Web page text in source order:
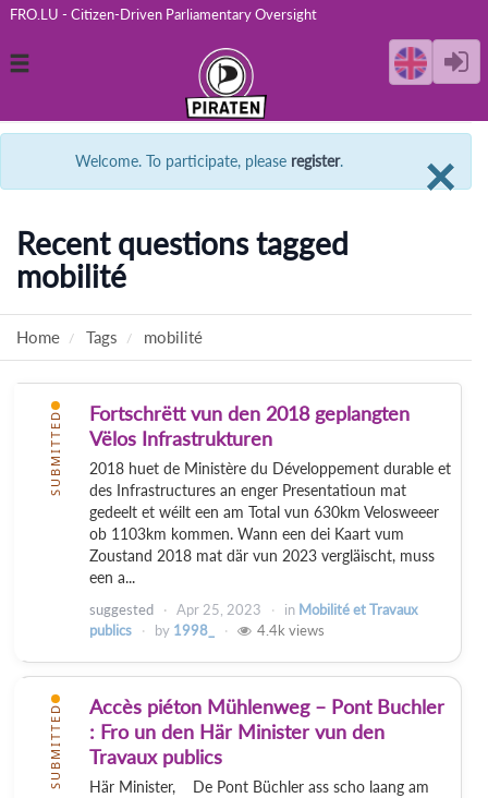
FRO.LU - Citizen-Driven Parliamentary Oversight
Toggle
×
Welcome. To participate, please register.
Recent questions tagged
mobilité
Home Tags mobilité
SUBMITTED
Fortschrëtt vun den 2018 geplangten
Vëlos Infrastrukturen
2018 huet de Ministère du Développement durable et
des Infrastructures an enger Presentatioun mat
gedeelt et wéilt een am Total vun 630km Velosweeer
ob 1103km kommen. Wann een dei Kaart vum
Zoustand 2018 mat där vun 2023 vergläischt, muss
een a...
suggested Apr 25, 2023 in Mobilité et Travaux
publics
by 1998_ 4.4k views
SUBMITTED
Accès piéton Mühlenweg – Pont Buchler
: Fro un den Här Minister vun den
Travaux publics
Här Minister, De Pont Büchler ass scho laang am